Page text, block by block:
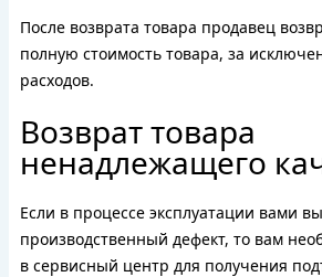
После возврата товара продавец
полную стоимость товара, за
расходов.
Возврат товара
ненадлежащего
Если в процессе эксплуатации вами
производственный дефект, то вам
в сервисный центр для получения